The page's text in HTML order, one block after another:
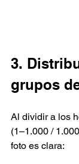
3.
grupos
Al dividir a los
(1–1.000 /
foto es clara: